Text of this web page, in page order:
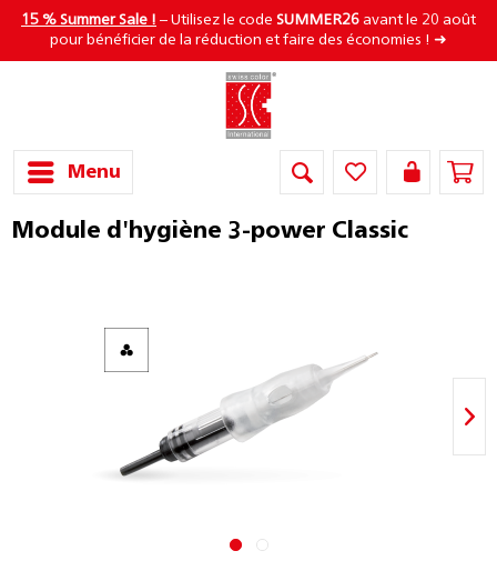
15 % Summer Sale ! – Utilisez le code SUMMER26 avant le 20 août
pour bénéficier de la réduction et faire des économies ! ➜
Menu
Module d'hygiène 3-power Classic